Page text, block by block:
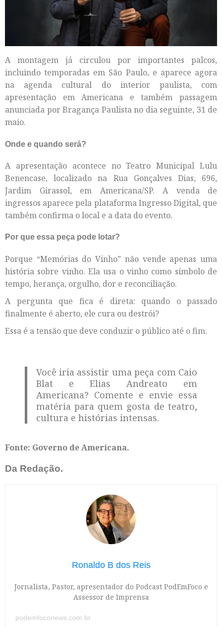
A montagem já circulou por importantes palcos,
incluindo temporadas em São Paulo, e aparece agora
na agenda cultural do interior paulista, com
apresentação em Americana e também passagem
anunciada por Bragança Paulista no dia seguinte, 31 de
maio.
Onde e quando será?
A apresentação acontece no Teatro Municipal Lulu
Benencase, localizado na Rua Gonçalves Dias, 696,
Jardim Girassol, em Americana/SP. A venda de
ingressos aparece pela plataforma Ingresso Digital, que
também confirma o local e a data do evento.
Por que essa peça pode lotar?
Porque “Memórias do Vinho” não vende apenas uma
história sobre vinho. Ela usa o vinho como símbolo de
tempo, herança, orgulho, dor e reconciliação.
A pergunta que fica é direta: quando o passado
finalmente é aberto, ele cura ou destrói?
Essa é a tensão que deve conduzir o público até o fim.
Você iria assistir uma peça com Caio
Blat e Elias Andreato em
Americana? Comente e envie essa
matéria para quem gosta de teatro,
cultura e histórias intensas.
Fonte: Governo de Americana.
Da Redação.
Ronaldo B dos Reis
Jornalista, Pastor, apresentador do Podcast PodEmFoco e
Assessor de Imprensa
podemfoconews.com.br